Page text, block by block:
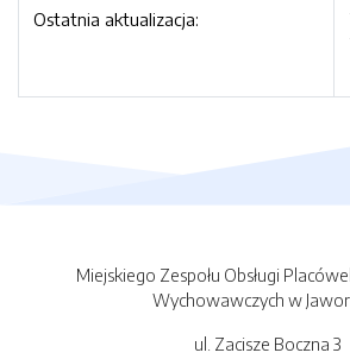
Ostatnia aktualizacja:
Miejskiego Zespołu Obsługi
Wychowawczych w
ul. Zacisze Boczna 3